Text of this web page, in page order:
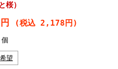
桜）
(税込 2,178円)
個
望